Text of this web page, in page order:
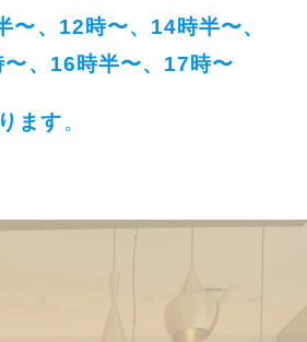
〜、12時〜、14時半〜、
、16時半〜、17時〜
ます。